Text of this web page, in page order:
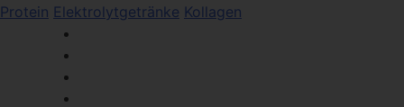
Protein Elektrolytgetränke Kollagen